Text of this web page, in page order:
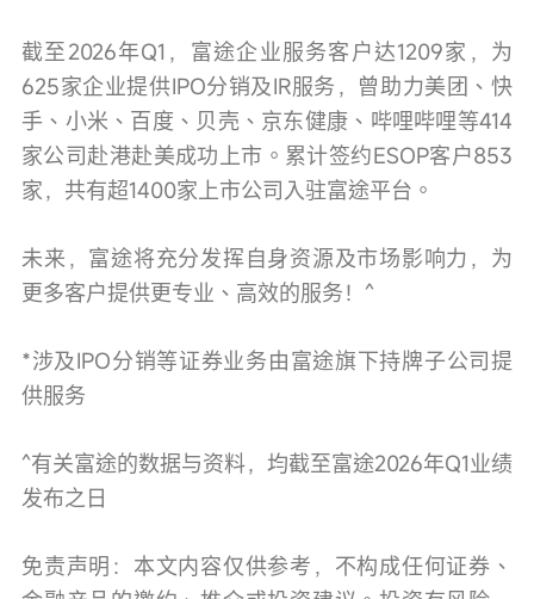
截至2026年Q1，富途企业服务客户达1209家，为
625家企业提供IPO分销及IR服务，曾助力美团、快
手、小米、百度、贝壳、京东健康、哔哩哔哩等414
家公司赴港赴美成功上市。累计签约ESOP客户853
家，共有超1400家上市公司入驻富途平台。
未来，富途将充分发挥自身资源及市场影响力，为
更多客户提供更专业、高效的服务！^
*涉及IPO分销等证券业务由富途旗下持牌子公司提
供服务
^有关富途的数据与资料，均截至富途2026年Q1业绩
发布之日
免责声明：本文内容仅供参考，不构成任何证券、